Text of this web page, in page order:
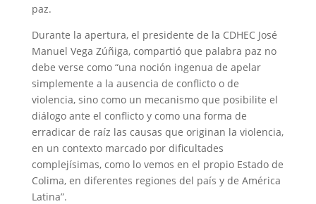
paz.
Durante la apertura, el presidente de la CDHEC José
Manuel Vega Zúñiga, compartió que palabra paz no
debe verse como “una noción ingenua de apelar
simplemente a la ausencia de conflicto o de
violencia, sino como un mecanismo que posibilite el
diálogo ante el conflicto y como una forma de
erradicar de raíz las causas que originan la violencia,
en un contexto marcado por dificultades
complejísimas, como lo vemos en el propio Estado de
Colima, en diferentes regiones del país y de América
Latina”.